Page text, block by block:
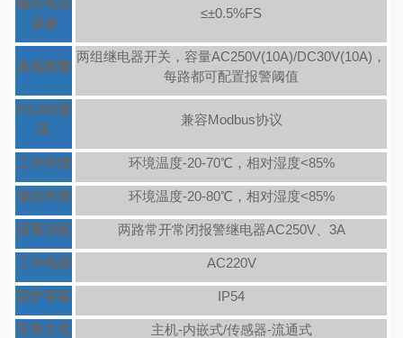
输出电流
误差
≤±0.5%FS
高低报警
两组继电器开关，容量AC250V(10A)/DC30V(10A)，
每路都可配置报警阈值
RS485通
讯
兼容Modbus协议
工作环境 环境温度-20-70℃，相对湿度<85%
储存环境 环境温度-20-80℃，相对湿度<85%
报警功能 两路常开常闭报警继电器AC250V、3A
工作电源 AC220V
防护等级 IP54
安装方式 主机-内嵌式/传感器-流通式